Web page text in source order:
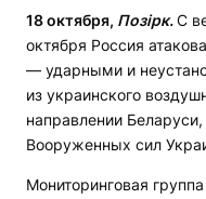
18 октября, Позірк.С
октября Россия
— ударными и
из украинского
направлении Беларуси,
Вооруженных сил
Мониторинговая